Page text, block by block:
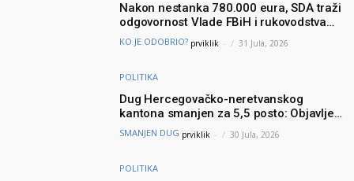
Nakon nestanka 780.000 eura, SDA traži
odgovornost Vlade FBiH i rukovodstva
Igmana
KO JE ODOBRIO? prviklik - 31 Jula, 2026
POLITIKA
Dug Hercegovačko-neretvanskog
kantona smanjen za 5,5 posto: Objavljeni
najnoviji podaci Ministarstva finansija
SMANJEN DUG prviklik - 30 Jula, 2026
POLITIKA